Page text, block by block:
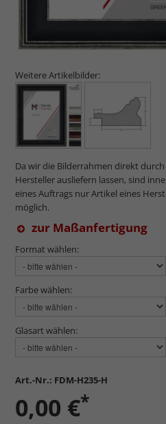
Weitere Artikelbilder:
Da wir die Bilderrahmen direkt
Hersteller ausliefern lassen, sind
eines Auftrags nur Artikel eines
möglich.
zur Maßanfertigung
Format wählen:
Farbe wählen:
Glasart wählen:
Art.-Nr.: FDM-H235-H
0,00 €*